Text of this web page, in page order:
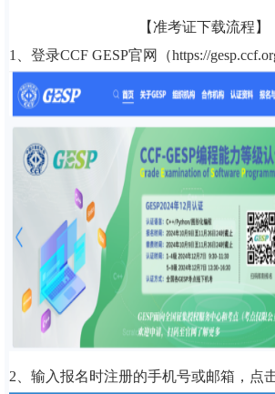
【准考证下载流程】
1、登录CCF GESP官网（https://
2、输入报名时注册的手机号或邮箱，点